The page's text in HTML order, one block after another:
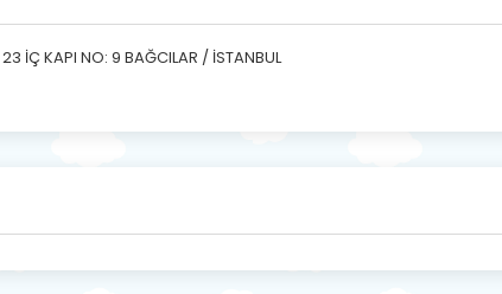
İÇ KAPI NO: 9 BAĞCILAR / İSTANBUL